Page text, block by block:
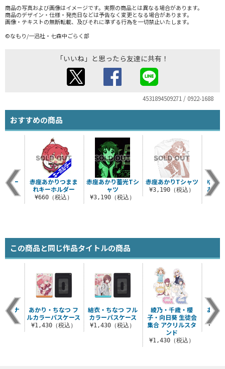
商品の写真および画像はイメージです。実際の商品とは異なる場合があります。
商品のデザイン・仕様・発売日などは予告なく変更となる場合があります。
画像・テキストの無断転載、及びそれに準ずる行為を一切禁止いたします。
©なもり/一迅社・七森中ごらく部
「いいね」と思ったら友達に共有！
4531894509271 / 0922-1688
おすすめの商品
赤座あかり蓄光Tシ
ャツ
¥3,190（税込）
赤座あかりTシャツ
¥3,190（税込）
ゆる
あか
リー
ス
込）
赤座あかりつまま
れキーホルダー
¥660（税込）
この商品と同じ作品タイトルの商品
結衣・ちなつ フル
カラーパスケース
¥1,430（税込）
綾乃・千歳・櫻
子・向日葵 生徒会
集合 アクリルスタ
ンド
¥1,430（税込）
あか
ーナ
込）
あかり・ちなつ フ
ルカラーパスケース
¥1,430（税込）